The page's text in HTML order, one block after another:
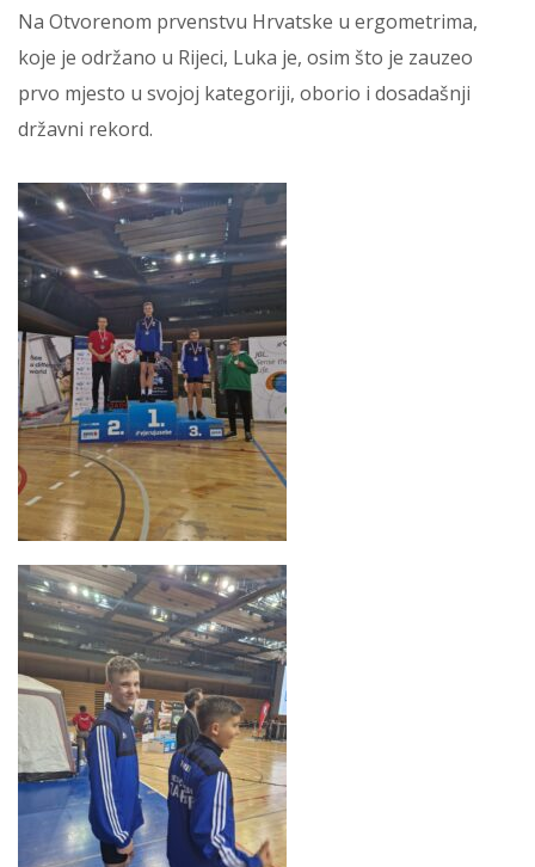
Na Otvorenom prvenstvu Hrvatske u ergometrima,
koje je održano u Rijeci, Luka je, osim što je zauzeo
prvo mjesto u svojoj kategoriji, oborio i dosadašnji
državni rekord.